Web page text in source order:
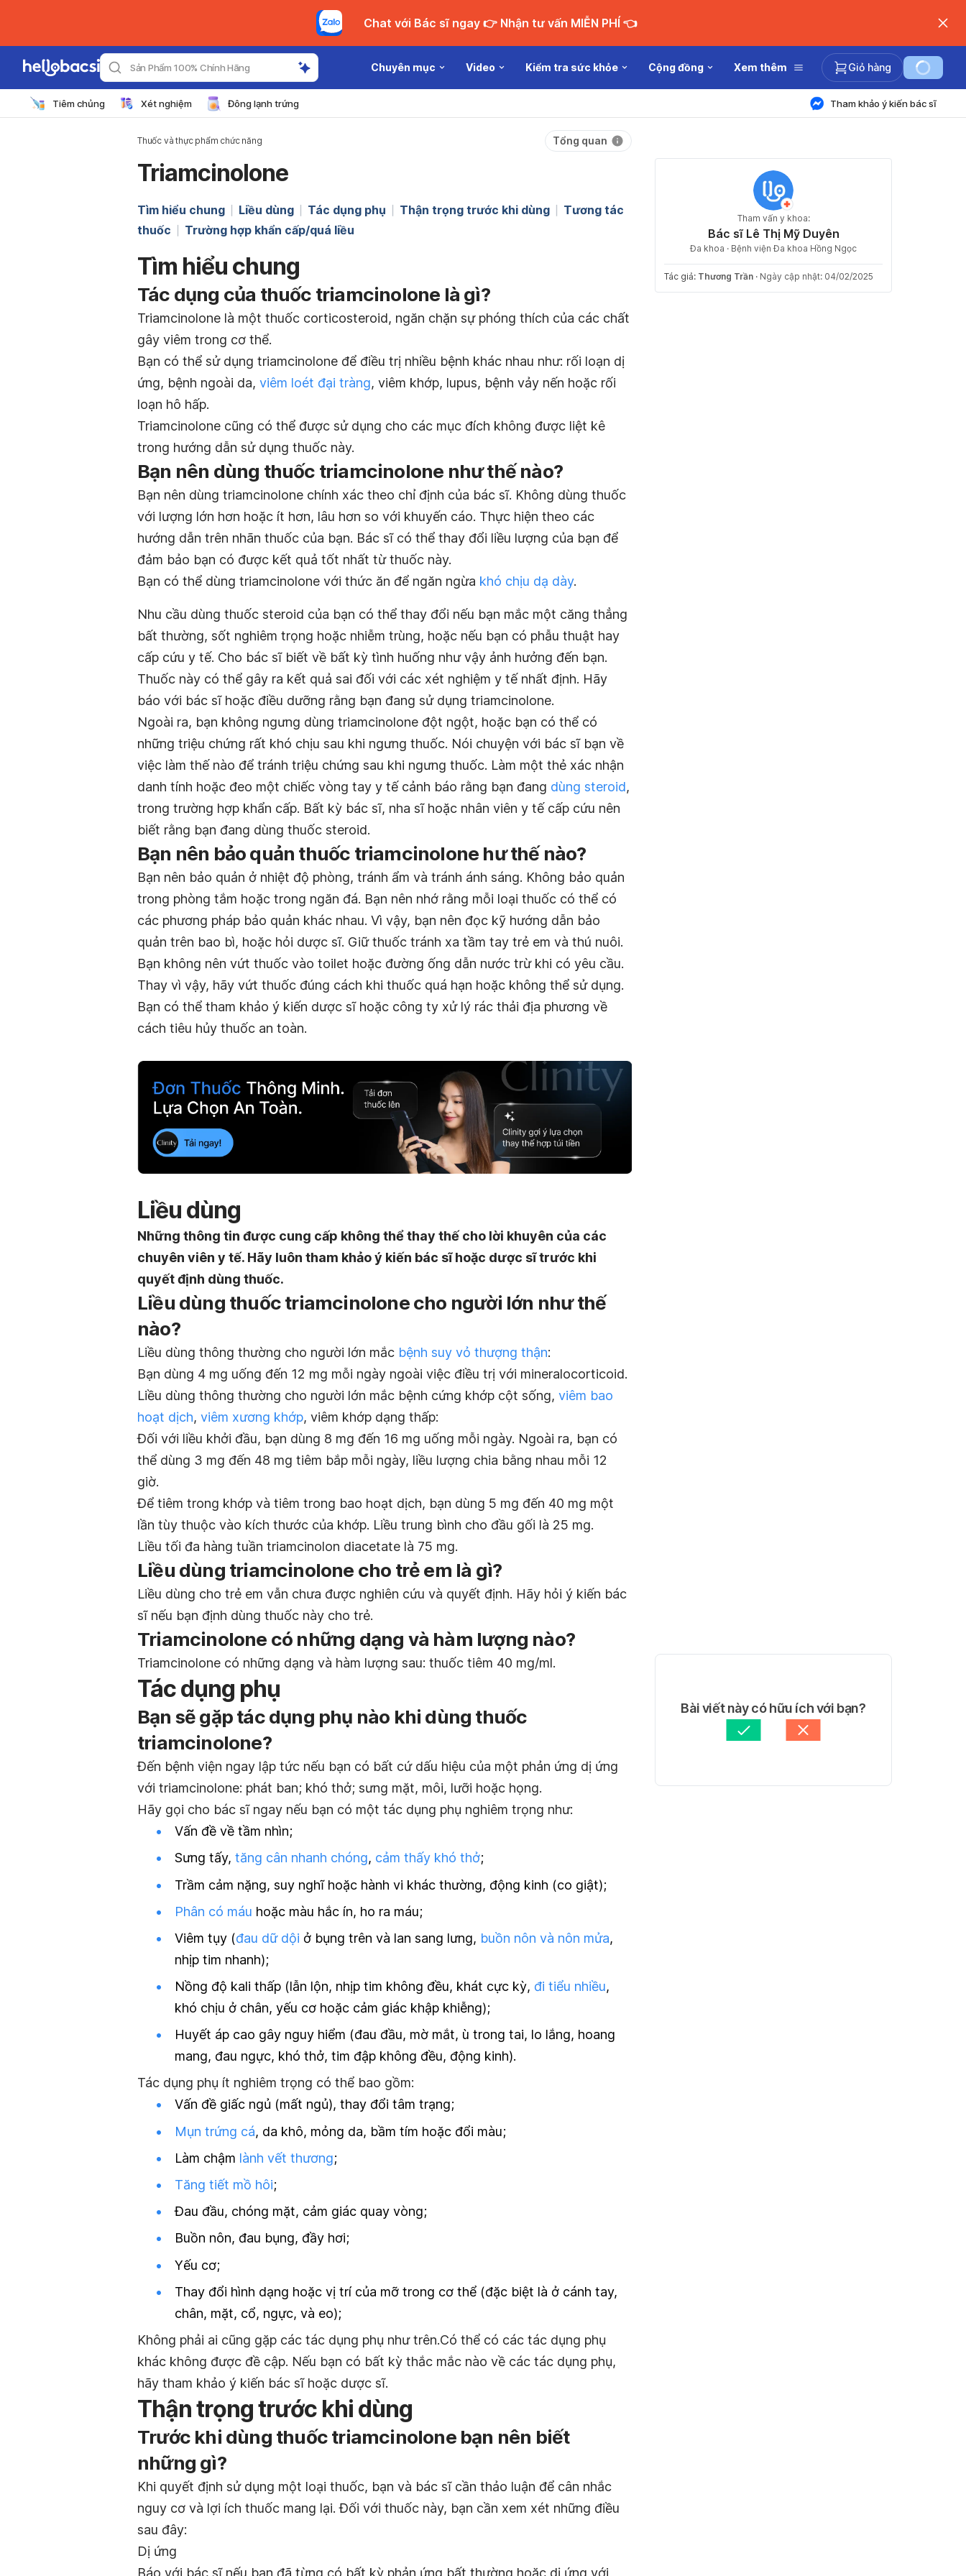
Chat với Bác sĩ ngay 👉 Nhận tư vấn MIỄN PHÍ 👈
Sản Phẩm 100% Chính Hãng Chuyên mục Video Kiểm tra sức khỏe Cộng đồng Xem thêm Giỏ hàng
Tiêm chủng Xét nghiệm Đông lạnh trứng Tham khảo ý kiến bác sĩ
Thuốc và thực phẩm chức năng Tổng quan
Triamcinolone
Tìm hiểu chung Liều dùng Tác dụng phụ Thận trọng trước khi dùng
Tương tác
thuốc
Trường hợp khẩn cấp/quá liều
Tìm hiểu chung
Tác dụng của thuốc triamcinolone là gì?
Triamcinolone là một thuốc corticosteroid, ngăn chặn sự phóng thích của các chất
gây viêm trong cơ thể.
Bạn có thể sử dụng triamcinolone để điều trị nhiều bệnh khác nhau như: rối loạn dị
ứng, bệnh ngoài da, viêm loét đại tràng, viêm khớp, lupus, bệnh vảy nến hoặc rối
loạn hô hấp.
Triamcinolone cũng có thể được sử dụng cho các mục đích không được liệt kê
trong hướng dẫn sử dụng thuốc này.
Bạn nên dùng thuốc triamcinolone như thế nào?
Bạn nên dùng triamcinolone chính xác theo chỉ định của bác sĩ. Không dùng thuốc
với lượng lớn hơn hoặc ít hơn, lâu hơn so với khuyến cáo. Thực hiện theo các
hướng dẫn trên nhãn thuốc của bạn. Bác sĩ có thể thay đổi liều lượng của bạn để
đảm bảo bạn có được kết quả tốt nhất từ thuốc này.
Bạn có thể dùng triamcinolone với thức ăn để ngăn ngừa khó chịu dạ dày.
Nhu cầu dùng thuốc steroid của bạn có thể thay đổi nếu bạn mắc một căng thẳng
bất thường, sốt nghiêm trọng hoặc nhiễm trùng, hoặc nếu bạn có phẫu thuật hay
cấp cứu y tế. Cho bác sĩ biết về bất kỳ tình huống như vậy ảnh hưởng đến bạn.
Thuốc này có thể gây ra kết quả sai đối với các xét nghiệm y tế nhất định. Hãy
báo với bác sĩ hoặc điều dưỡng rằng bạn đang sử dụng triamcinolone.
Ngoài ra, bạn không ngưng dùng triamcinolone đột ngột, hoặc bạn có thể có
những triệu chứng rất khó chịu sau khi ngưng thuốc. Nói chuyện với bác sĩ bạn về
việc làm thế nào để tránh triệu chứng sau khi ngưng thuốc. Làm một thẻ xác nhận
danh tính hoặc đeo một chiếc vòng tay y tế cảnh báo rằng bạn đang dùng steroid,
trong trường hợp khẩn cấp. Bất kỳ bác sĩ, nha sĩ hoặc nhân viên y tế cấp cứu nên
biết rằng bạn đang dùng thuốc steroid.
Bạn nên bảo quản thuốc triamcinolone hư thế nào?
Bạn nên bảo quản ở nhiệt độ phòng, tránh ẩm và tránh ánh sáng. Không bảo quản
trong phòng tắm hoặc trong ngăn đá. Bạn nên nhớ rằng mỗi loại thuốc có thể có
các phương pháp bảo quản khác nhau. Vì vậy, bạn nên đọc kỹ hướng dẫn bảo
quản trên bao bì, hoặc hỏi dược sĩ. Giữ thuốc tránh xa tầm tay trẻ em và thú nuôi.
Bạn không nên vứt thuốc vào toilet hoặc đường ống dẫn nước trừ khi có yêu cầu.
Thay vì vậy, hãy vứt thuốc đúng cách khi thuốc quá hạn hoặc không thể sử dụng.
Bạn có thể tham khảo ý kiến dược sĩ hoặc công ty xử lý rác thải địa phương về
cách tiêu hủy thuốc an toàn.
Liều dùng
Những thông tin được cung cấp không thể thay thế cho lời khuyên của các
chuyên viên y tế. Hãy luôn tham khảo ý kiến bác sĩ hoặc dược sĩ trước khi
quyết định dùng thuốc.
Liều dùng thuốc triamcinolone cho người lớn như thế
nào?
Liều dùng thông thường cho người lớn mắc bệnh suy vỏ thượng thận:
Bạn dùng 4 mg uống đến 12 mg mỗi ngày ngoài việc điều trị với mineralocorticoid.
Liều dùng thông thường cho người lớn mắc bệnh cứng khớp cột sống, viêm bao
hoạt dịch, viêm xương khớp, viêm khớp dạng thấp:
Đối với liều khởi đầu, bạn dùng 8 mg đến 16 mg uống mỗi ngày. Ngoài ra, bạn có
thể dùng 3 mg đến 48 mg tiêm bắp mỗi ngày, liều lượng chia bằng nhau mỗi 12
giờ.
Để tiêm trong khớp và tiêm trong bao hoạt dịch, bạn dùng 5 mg đến 40 mg một
lần tùy thuộc vào kích thước của khớp. Liều trung bình cho đầu gối là 25 mg.
Liều tối đa hàng tuần triamcinolon diacetate là 75 mg.
Liều dùng triamcinolone cho trẻ em là gì?
Liều dùng cho trẻ em vẫn chưa được nghiên cứu và quyết định. Hãy hỏi ý kiến bác
sĩ nếu bạn định dùng thuốc này cho trẻ.
Triamcinolone có những dạng và hàm lượng nào?
Triamcinolone có những dạng và hàm lượng sau: thuốc tiêm 40 mg/ml.
Tác dụng phụ
Bạn sẽ gặp tác dụng phụ nào khi dùng thuốc
triamcinolone?
Đến bệnh viện ngay lập tức nếu bạn có bất cứ dấu hiệu của một phản ứng dị ứng
với triamcinolone: phát ban; khó thở; sưng mặt, môi, lưỡi hoặc họng.
Hãy gọi cho bác sĩ ngay nếu bạn có một tác dụng phụ nghiêm trọng như:
Vấn đề về tầm nhìn;
Sưng tấy, tăng cân nhanh chóng, cảm thấy khó thở;
Trầm cảm nặng, suy nghĩ hoặc hành vi khác thường, động kinh (co giật);
Phân có máu hoặc màu hắc ín, ho ra máu;
Viêm tụy (đau dữ dội ở bụng trên và lan sang lưng, buồn nôn và nôn mửa,
nhịp tim nhanh);
Nồng độ kali thấp (lẫn lộn, nhịp tim không đều, khát cực kỳ, đi tiểu nhiều,
khó chịu ở chân, yếu cơ hoặc cảm giác khập khiễng);
Huyết áp cao gây nguy hiểm (đau đầu, mờ mắt, ù trong tai, lo lắng, hoang
mang, đau ngực, khó thở, tim đập không đều, động kinh).
Tác dụng phụ ít nghiêm trọng có thể bao gồm:
Vấn đề giấc ngủ (mất ngủ), thay đổi tâm trạng;
Mụn trứng cá, da khô, mỏng da, bầm tím hoặc đổi màu;
Làm chậm lành vết thương;
Tăng tiết mồ hôi;
Đau đầu, chóng mặt, cảm giác quay vòng;
Buồn nôn, đau bụng, đầy hơi;
Yếu cơ;
Thay đổi hình dạng hoặc vị trí của mỡ trong cơ thể (đặc biệt là ở cánh tay,
chân, mặt, cổ, ngực, và eo);
Không phải ai cũng gặp các tác dụng phụ như trên.Có thể có các tác dụng phụ
khác không được đề cập. Nếu bạn có bất kỳ thắc mắc nào về các tác dụng phụ,
hãy tham khảo ý kiến bác sĩ hoặc dược sĩ.
Thận trọng trước khi dùng
Trước khi dùng thuốc triamcinolone bạn nên biết
những gì?
Khi quyết định sử dụng một loại thuốc, bạn và bác sĩ cần thảo luận để cân nhắc
nguy cơ và lợi ích thuốc mang lại. Đối với thuốc này, bạn cần xem xét những điều
sau đây:
Dị ứng
Báo với bác sĩ nếu bạn đã từng có bất kỳ phản ứng bất thường hoặc dị ứng với
Tham vấn y khoa:
Bác sĩ Lê Thị Mỹ Duyên
Đa khoa · Bệnh viện Đa khoa Hồng Ngọc
Tác giả: Thương Trần · Ngày cập nhật: 04/02/2025
Bài viết này có hữu ích với bạn?